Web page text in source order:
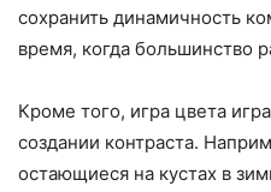
сохранить динамичность
время, когда большинство
Кроме того, игра цвета
создании контраста.
остающиеся на кустах в